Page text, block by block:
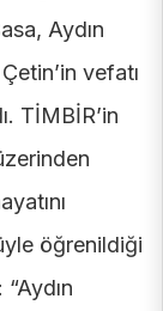
Aydın
vefatı
TİMBİR’in
öğrenildiği